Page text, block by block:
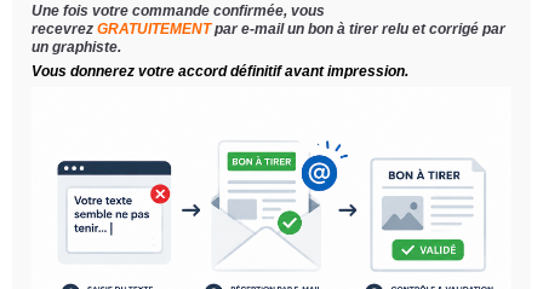
Une fois votre commande confirmée, vous
recevrez GRATUITEMENT par e-mail un bon à tirer relu et corrigé par
un graphiste.
Vous donnerez votre accord définitif avant impression.